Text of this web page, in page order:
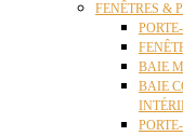
FENÊTRES &
BAIE
BAIE